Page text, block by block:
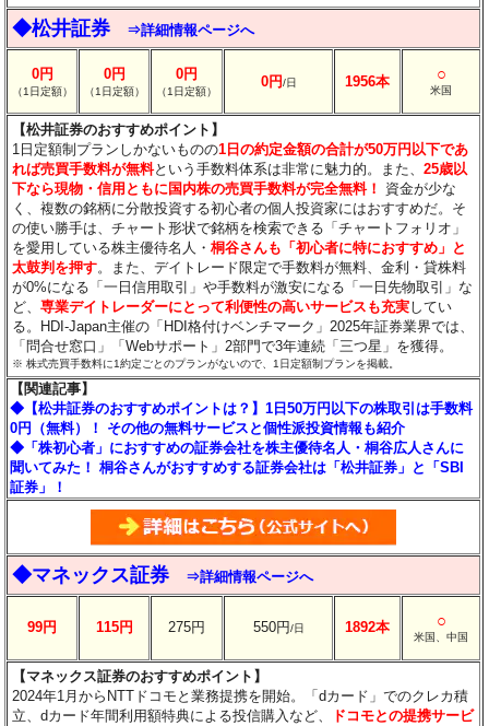
◆松井証券 ⇒詳細情報ページへ
0円
（1日定額）
0円
（1日定額）
0円
（1日定額）
0円/日 1956本 ○
米国
【松井証券のおすすめポイント】
1日定額制プランしかないものの1日の約定金額の合計が50万円以下であ
れば売買手数料が無料という手数料体系は非常に魅力的。また、25歳以
下なら現物・信用ともに国内株の売買手数料が完全無料！
資金が少な
く、複数の銘柄に分散投資する初心者の個人投資家にはおすすめだ。そ
の使い勝手は、チャート形状で銘柄を検索できる「チャートフォリオ」
を愛用している株主優待名人・桐谷さんも「初心者に特におすすめ」と
太鼓判を押す。また、デイトレード限定で手数料が無料、金利・貸株料
が0%になる「一日信用取引」や手数料が激安になる「一日先物取引」な
ど、専業デイトレーダーにとって利便性の高いサービスも充実してい
る。HDI-Japan主催の「HDI格付けベンチマーク」2025年証券業界では、
「問合せ窓口」「Webサポート」2部門で3年連続「三つ星」を獲得。
※ 株式売買手数料に1約定ごとのプランがないので、1日定額制プランを掲載。
【関連記事】
◆【松井証券のおすすめポイントは？】1日50万円以下の株取引は手数料
0円（無料）！ その他の無料サービスと個性派投資情報も紹介
◆「株初心者」におすすめの証券会社を株主優待名人・桐谷広人さんに
聞いてみた！ 桐谷さんがおすすめする証券会社は「松井証券」と「SBI
証券」！
◆マネックス証券 ⇒詳細情報ページへ
99円 115円 275円 550円/日 1892本 ○
米国、中国
【マネックス証券のおすすめポイント】
2024年1月からNTTドコモと業務提携を開始。「dカード」でのクレカ積
立、dカード年間利用額特典による投信購入など、
ドコモとの提携サービ